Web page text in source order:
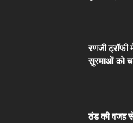
रणजी ट्रॉफी
सुरमाओं को
ठंड की वजह